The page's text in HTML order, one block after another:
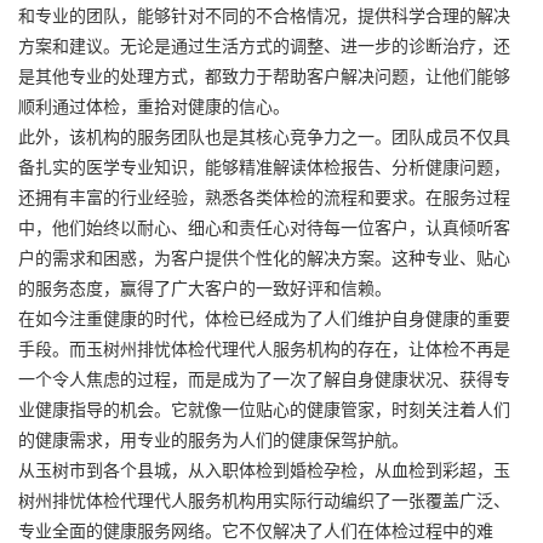
和专业的团队，能够针对不同的不合格情况，提供科学合理的解决
方案和建议。无论是通过生活方式的调整、进一步的诊断治疗，还
是其他专业的处理方式，都致力于帮助客户解决问题，让他们能够
顺利通过体检，重拾对健康的信心。
此外，该机构的服务团队也是其核心竞争力之一。团队成员不仅具
备扎实的医学专业知识，能够精准解读体检报告、分析健康问题，
还拥有丰富的行业经验，熟悉各类体检的流程和要求。在服务过程
中，他们始终以耐心、细心和责任心对待每一位客户，认真倾听客
户的需求和困惑，为客户提供个性化的解决方案。这种专业、贴心
的服务态度，赢得了广大客户的一致好评和信赖。
在如今注重健康的时代，体检已经成为了人们维护自身健康的重要
手段。而玉树州排忧体检代理代人服务机构的存在，让体检不再是
一个令人焦虑的过程，而是成为了一次了解自身健康状况、获得专
业健康指导的机会。它就像一位贴心的健康管家，时刻关注着人们
的健康需求，用专业的服务为人们的健康保驾护航。
从玉树市到各个县城，从入职体检到婚检孕检，从血检到彩超，玉
树州排忧体检代理代人服务机构用实际行动编织了一张覆盖广泛、
专业全面的健康服务网络。它不仅解决了人们在体检过程中的难